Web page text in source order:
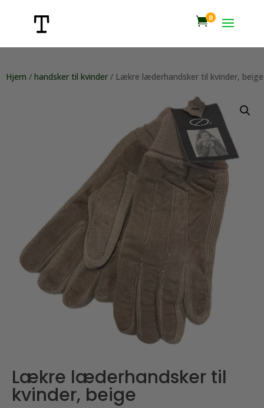
0
Hjem / handsker til kvinder / Lækre læderhandsker til kvinder, beige
Lækre læderhandsker til
kvinder, beige